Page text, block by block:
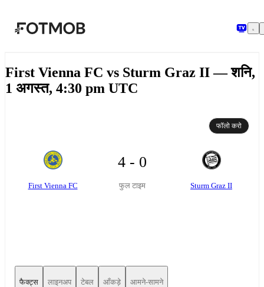
First Vienna FC vs Sturm Graz II — शनि,
1 अगस्त, 4:30 pm UTC
फॉलो करो
First Vienna FC
4 - 0
फुल टाइम Sturm Graz II
फैक्ट्स लाइनअप टेबल आँकड़े आमने-सामने